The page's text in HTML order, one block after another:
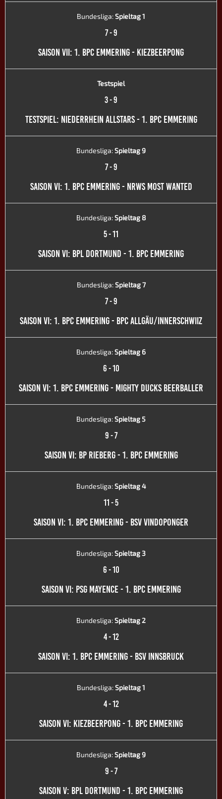
Bundesliga:Spieltag 1
7-9
SAISON VII: 1. BPC EMMERING - KIEZBEERPONG
Testspiel
3-9
TESTSPIEL: NIEDERRHEIN ALLSTARS - 1. BPC EMMERING
Bundesliga:Spieltag 9
7-9
SAISON VI: 1. BPC EMMERING - NRWS MOST WANTED
Bundesliga:Spieltag 8
5-11
SAISON VI: BPL DORTMUND - 1. BPC EMMERING
Bundesliga:Spieltag 7
7-9
SAISON VI: 1. BPC EMMERING - BPC ALLGÄU/INNERSCHWIIZ
Bundesliga:Spieltag 6
6-10
SAISON VI: 1. BPC EMMERING - MIGHTY DUCKS BEERBALLER
Bundesliga:Spieltag 5
9-7
SAISON VI: BP RIEBERG - 1. BPC EMMERING
Bundesliga:Spieltag 4
11-5
SAISON VI: 1. BPC EMMERING - BSV VINDOPONGER
Bundesliga:Spieltag 3
6-10
SAISON VI: PSG MAYENCE - 1. BPC EMMERING
Bundesliga:Spieltag 2
4-12
SAISON VI: 1. BPC EMMERING - BSV INNSBRUCK
Bundesliga:Spieltag 1
4-12
SAISON VI: KIEZBEERPONG - 1. BPC EMMERING
Bundesliga:Spieltag 9
9-7
SAISON V: BPL DORTMUND - 1. BPC EMMERING